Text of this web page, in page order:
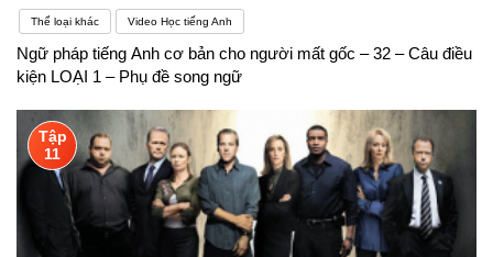
Thể loại khác Video Học tiếng Anh
Ngữ pháp tiếng Anh cơ bản cho người mất gốc – 32 – Câu điều
kiện LOẠI 1 – Phụ đề song ngữ
Tập
11